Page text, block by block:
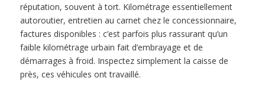
réputation, souvent à tort. Kilométrage essentiellement
autoroutier, entretien au carnet chez le concessionnaire,
factures disponibles : c’est parfois plus rassurant qu’un
faible kilométrage urbain fait d’embrayage et de
démarrages à froid. Inspectez simplement la caisse de
près, ces véhicules ont travaillé.